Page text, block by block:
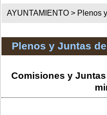
AYUNTAMIENTO > Plenos
Plenos y Juntas
Comisiones y